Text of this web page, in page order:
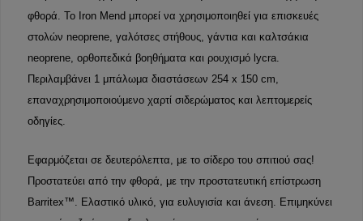
φθορά. Το Iron Mend μπορεί να χρησιμοποιηθεί για επισκευές
στολών neoprene, γαλότσες στήθους, γάντια και καλτσάκια
neoprene, ορθοπεδικά βοηθήματα και ρουχισμό lycra.
Περιλαμβάνει 1 μπάλωμα διαστάσεων 254 x 150 cm,
επαναχρησιμοποιούμενο χαρτί σιδερώματος και λεπτομερείς
οδηγίες.
Εφαρμόζεται σε δευτερόλεπτα, με το σίδερο του σπιτιού σας!
Προστατεύει από την φθορά, με την προστατευτική επίστρωση
Barritex™. Ελαστικό υλικό, για ευλυγισία και άνεση. Επιμηκύνει